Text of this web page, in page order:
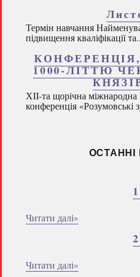
Термін навчання
підвищення кваліфікації
1000-ЛІТТЮ
ХІІ-та щорічна
конференція «Розумовські
1
Читати далі»
2
Читати далі»